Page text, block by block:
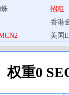
权重